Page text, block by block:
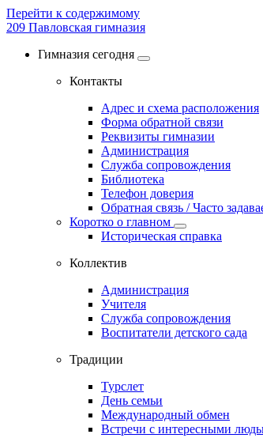
Перейти к содержимому
209 Павловская гимназия
Гимназия сегодня
Контакты
Адрес и схема расположения
Форма обратной связи
Реквизиты гимназии
Администрация
Служба сопровождения
Библиотека
Телефон доверия
Обратная связь / Часто
Коротко о главном
Историческая справка
Коллектив
Администрация
Учителя
Служба сопровождения
Воспитатели детского сада
Традиции
Турслет
День семьи
Международный обмен
Встречи с интересными